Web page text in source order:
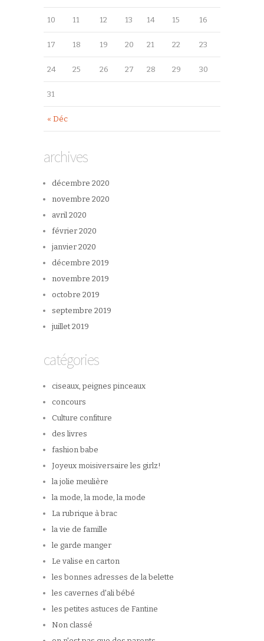
« Déc
10 11 12 13 14 15 16
17 18 19 20 21 22 23
24 25 26 27 28 29 30
31
archives
décembre 2020
novembre 2020
avril 2020
février 2020
janvier 2020
décembre 2019
novembre 2019
octobre 2019
septembre 2019
juillet 2019
catégories
ciseaux, peignes pinceaux
concours
Culture confiture
des livres
fashion babe
Joyeux moisiversaire les girlz!
la jolie meulière
la mode, la mode, la mode
La rubrique à brac
la vie de famille
le garde manger
Le valise en carton
les bonnes adresses de la belette
les cavernes d'ali bébé
les petites astuces de Fantine
Non classé